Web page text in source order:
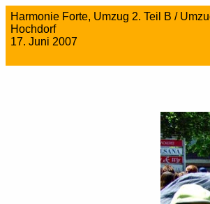
Harmonie Forte, Umzug 2. Teil B /
Hochdorf
17. Juni 2007